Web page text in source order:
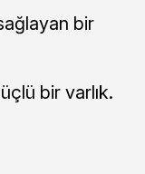
bir
bir varlık.